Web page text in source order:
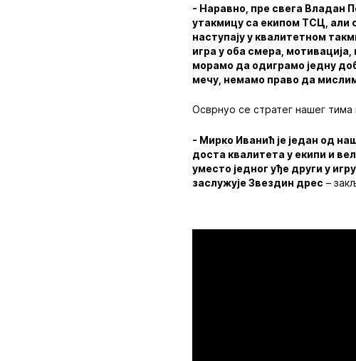
- Наравно, пре свега Владан
утакмицу са екипом ТСЦ, али
наступају у квалитетном
игра у оба смера,
морамо да одиграмо једну
мечу, немамо право да
Осврнуо се стратег нашег
- Мирко Иванић је један од
доста квалитета у екипи и
уместо једног уђе други у
заслужује Звездин дрес –